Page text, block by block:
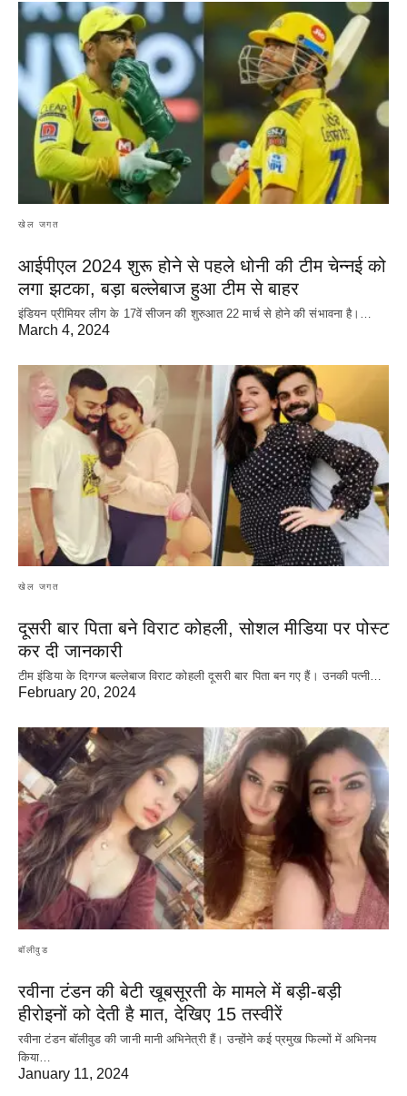
खेल जगत
आईपीएल 2024 शुरू होने से पहले धोनी की टीम चेन्नई को
लगा झटका, बड़ा बल्लेबाज हुआ टीम से बाहर
इंडियन प्रीमियर लीग के 17वें सीजन की शुरुआत 22 मार्च से होने की संभावना है।…
March 4, 2024
खेल जगत
दूसरी बार‌ पिता बने विराट कोहली, सोशल मीडिया पर पोस्ट
कर दी‌ जानकारी
टीम इंडिया के दिगग्ज बल्लेबाज विराट कोहली दूसरी बार पिता बन गए हैं। उनकी पत्नी…
February 20, 2024
बॉलीवुड
रवीना टंडन की बेटी खूबसूरती के मामले में बड़ी-बड़ी
हीरोइनों को देती है मात, देखिए 15 तस्वीरें
रवीना टंडन बॉलीवुड की जानी मानी अभिनेत्री हैं। उन्होंने कई प्रमुख फिल्मों में अभिनय
किया…
January 11, 2024